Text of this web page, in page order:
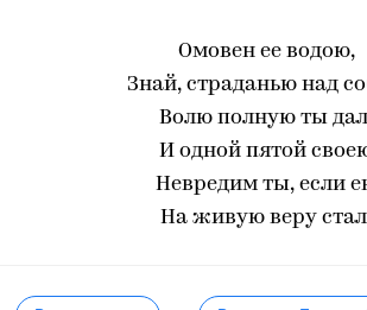
Омовен ее водою,
Знай, страданью над
Волю полную ты
И одной пятой
Невредим ты, если
На живую веру